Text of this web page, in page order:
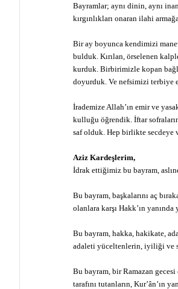
Bayramlar; aynı dinin, aynı
kırgınlıkları onaran ilahi
Bir ay boyunca kendimizi
bulduk. Kırılan, örselenen
kurduk. Birbirimizle kopan
doyurduk. Ve nefsimizi terbiye
İrademize Allah’ın emir ve
kulluğu öğrendik. İftar
saf olduk. Hep birlikte secdeye
Aziz Kardeşlerim,
İdrak ettiğimiz bu bayram,
Bu bayram, başkalarını aç
olanlara karşı Hakk’ın yanında
Bu bayram, hakka, hakikate,
adaleti yüceltenlerin, iyiliği ve
Bu bayram, bir Ramazan
tarafını tutanların, Kur’ân’ın